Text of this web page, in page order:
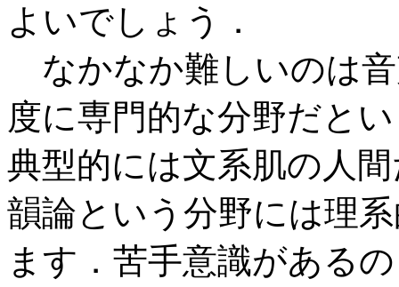
よいでしょう．
なかなか難しいのは
度に専門的な分野だと
典型的には文系肌の人
韻論という分野には理
ます．苦手意識がある